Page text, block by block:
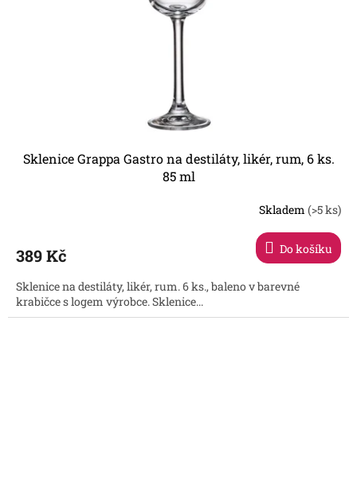
Sklenice Grappa Gastro na destiláty, likér, rum, 6 ks.
85 ml
je
z
5
hvězdiček.
Skladem(>5 ks)
389 Kč Do košíku
Sklenice na destiláty, likér, rum. 6 ks., baleno v barevné
krabičce s logem výrobce. Sklenice...